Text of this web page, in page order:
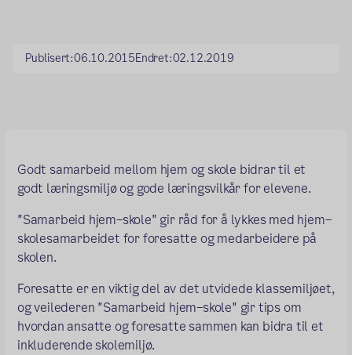
Publisert:06.10.2015Endret:02.12.2019
Godt samarbeid mellom hjem og skole bidrar til et
godt læringsmiljø og gode læringsvilkår for elevene.
"Samarbeid hjem–skole" gir råd for å lykkes med hjem–
skolesamarbeidet for foresatte og medarbeidere på
skolen.
Foresatte er en viktig del av det utvidede klassemiljøet,
og veilederen "Samarbeid hjem–skole" gir tips om
hvordan ansatte og foresatte sammen kan bidra til et
inkluderende skolemiljø.